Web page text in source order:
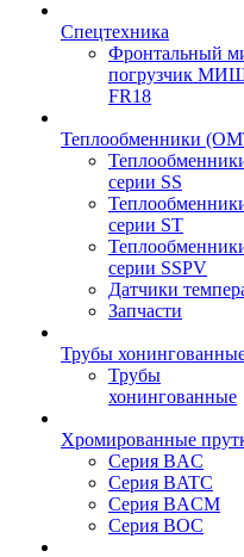
Спецтехника
Фронтальный
погрузчик
FR18
Теплообменники
серии SS
серии ST
серии SSPV
Датчики
Запчасти
Трубы
Трубы
хонингованные
Хромированные
Серия BAC
Серия BATC
Серия BACM
Серия BOC